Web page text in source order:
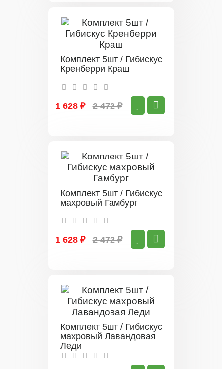
Комплект 5шт / Гибискус
Кренберри Краш
1 628 ₽ 2 472 ₽
Комплект 5шт / Гибискус
махровый Гамбург
1 628 ₽ 2 472 ₽
Комплект 5шт / Гибискус
махровый Лавандовая
Леди